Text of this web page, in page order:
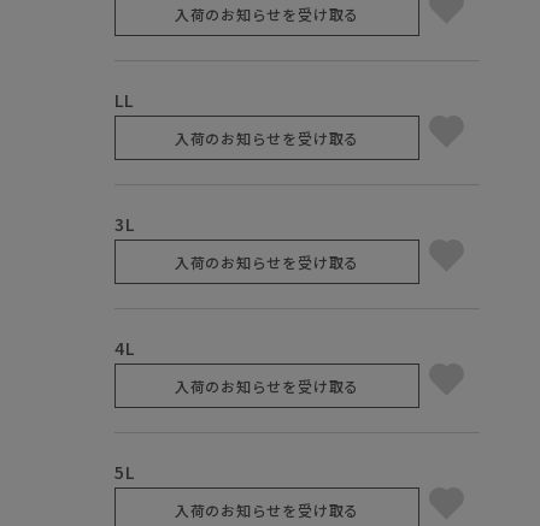
入荷のお知らせを受け取る
LL
入荷のお知らせを受け取る
3L
入荷のお知らせを受け取る
4L
入荷のお知らせを受け取る
5L
入荷のお知らせを受け取る